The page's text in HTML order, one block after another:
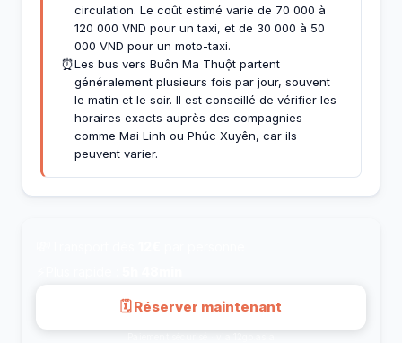
circulation. Le coût estimé varie de 70 000 à
120 000 VND pour un taxi, et de 30 000 à 50
000 VND pour un moto-taxi.
⏰Les bus vers Buôn Ma Thuột partent
généralement plusieurs fois par jour, souvent
le matin et le soir. Il est conseillé de vérifier les
horaires exacts auprès des compagnies
comme Mai Linh ou Phúc Xuyên, car ils
peuvent varier.
🗓 Réserver maintenant